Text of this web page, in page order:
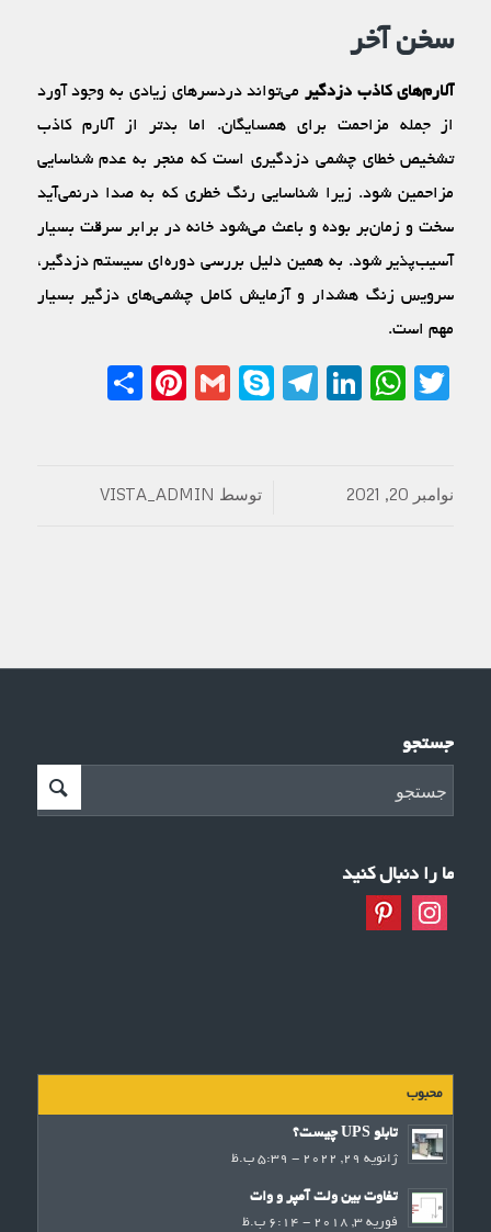
سخن آخر
آلارم‌های کاذب دزدگیر می‌تواند دردسرهای زیادی به وجود آورد
از جمله مزاحمت برای همسایگان. اما بدتر از آلارم کاذب
تشخیص خطای چشمی دزدگیری است که منجر به عدم شناسایی
مزاحمین شود. زیرا شناسایی رنگ خطری که به صدا درنمی‌آید
سخت و زمان‌بر بوده و باعث می‌شود خانه در برابر سرقت بسیار
آسیب‌پذیر شود. به همین دلیل بررسی دوره‌ای سیستم دزدگیر،
سرویس زنگ هشدار و آزمایش کامل چشمی‌های دزگیر بسیار
مهم است.
Twitter
WhatsApp
LinkedIn
Telegram
Skype
Gmail
Pinterest
نوامبر 20, 2021 توسط VISTA_ADMIN
جستجو
ما را دنبال کنید
محبوب
تابلو UPS چیست؟
ژانویه 29, 2022 - 5:39 ب.ظ
تفاوت بین ولت آمپر و وات
فوریه 3, 2018 - 6:14 ب.ظ